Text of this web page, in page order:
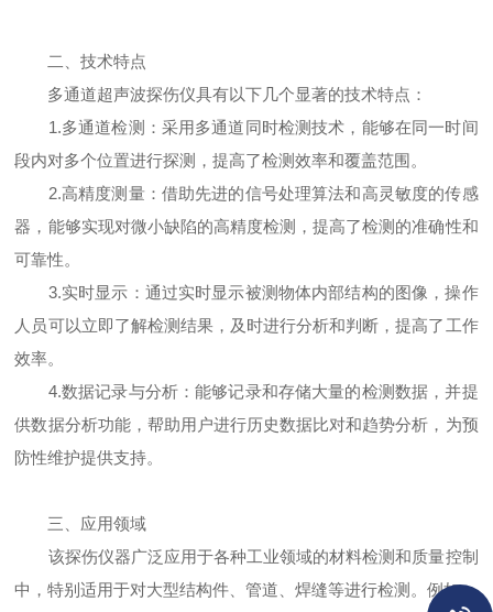
二、技术特点
多通道超声波探伤仪具有以下几个显著的技术特点：
1.多通道检测：采用多通道同时检测技术，能够在同一时间
段内对多个位置进行探测，提高了检测效率和覆盖范围。
2.高精度测量：借助先进的信号处理算法和高灵敏度的传感
器，能够实现对微小缺陷的高精度检测，提高了检测的准确性和
可靠性。
3.实时显示：通过实时显示被测物体内部结构的图像，操作
人员可以立即了解检测结果，及时进行分析和判断，提高了工作
效率。
4.数据记录与分析：能够记录和存储大量的检测数据，并提
供数据分析功能，帮助用户进行历史数据比对和趋势分析，为预
防性维护提供支持。
三、应用领域
该探伤仪器广泛应用于各种工业领域的材料检测和质量控制
中，特别适用于对大型结构件、管道、焊缝等进行检测。例如：